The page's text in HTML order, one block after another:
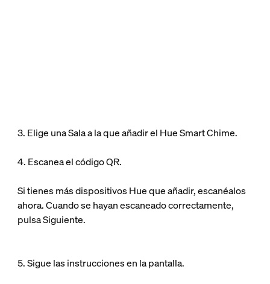
3. Elige una Sala a la que añadir el Hue Smart Chime.
4. Escanea el código QR.
Si tienes más dispositivos Hue que añadir, escanéalos
ahora. Cuando se hayan escaneado correctamente,
pulsa Siguiente.
5. Sigue las instrucciones en la pantalla.